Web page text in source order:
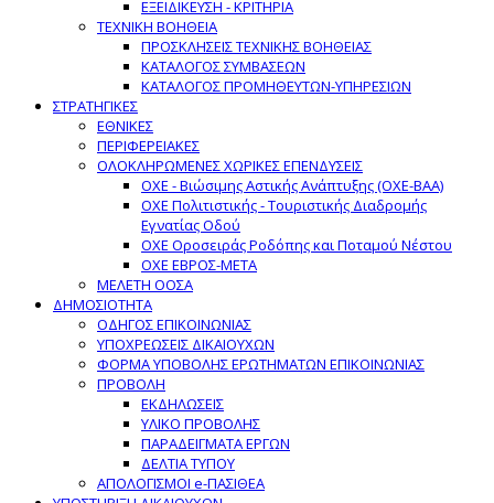
ΕΞΕΙΔΙΚΕΥΣΗ - ΚΡΙΤΗΡΙΑ
ΤΕΧΝΙΚΗ ΒΟΗΘΕΙΑ
ΠΡΟΣΚΛΗΣΕΙΣ ΤΕΧΝΙΚΗΣ ΒΟΗΘΕΙΑΣ
ΚΑΤΑΛΟΓΟΣ ΣΥΜΒΑΣΕΩΝ
ΚΑΤΑΛΟΓΟΣ ΠΡΟΜΗΘΕΥΤΩΝ-ΥΠΗΡΕΣΙΩΝ
ΣΤΡΑΤΗΓΙΚΕΣ
ΕΘΝΙΚΕΣ
ΠΕΡΙΦΕΡΕΙΑΚΕΣ
ΟΛΟΚΛΗΡΩΜΕΝΕΣ ΧΩΡΙΚΕΣ ΕΠΕΝΔΥΣΕΙΣ
ΟΧΕ - Βιώσιμης Αστικής Ανάπτυξης (ΟΧΕ-ΒΑΑ)
ΟΧΕ Πολιτιστικής - Τουριστικής Διαδρομής
Εγνατίας Οδού
ΟΧΕ Οροσειράς Ροδόπης και Ποταμού Νέστου
ΟΧΕ ΕΒΡΟΣ-ΜΕΤΑ
ΜΕΛΕΤΗ ΟΟΣΑ
ΔΗΜΟΣΙΟΤΗΤΑ
ΟΔΗΓΟΣ ΕΠΙΚΟΙΝΩΝΙΑΣ
ΥΠΟΧΡΕΩΣΕΙΣ ΔΙΚΑΙΟΥΧΩΝ
ΦΟΡΜΑ ΥΠΟΒΟΛΗΣ ΕΡΩΤΗΜΑΤΩΝ ΕΠΙΚΟΙΝΩΝΙΑΣ
ΠΡΟΒΟΛΗ
ΕΚΔΗΛΩΣΕΙΣ
ΥΛΙΚΟ ΠΡΟΒΟΛΗΣ
ΠΑΡΑΔΕΙΓΜΑΤΑ ΕΡΓΩΝ
ΔΕΛΤΙΑ ΤΥΠΟΥ
ΑΠΟΛΟΓΙΣΜΟΙ e-ΠΑΣΙΘΕΑ